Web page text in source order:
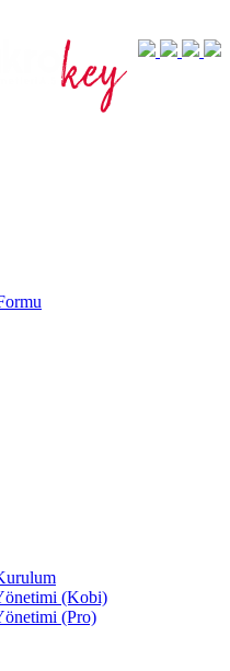
(Kobi)
(Pro)